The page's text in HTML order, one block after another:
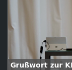
Grußwort zur